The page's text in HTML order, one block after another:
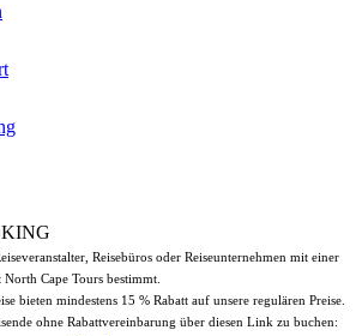
Reisebüros oder Reiseunternehmen mit einer
Cape Tours bestimmt.
bieten mindestens 15 % Rabatt auf unsere regulären Preise.
ohne Rabattvereinbarung über diesen Link zu buchen: